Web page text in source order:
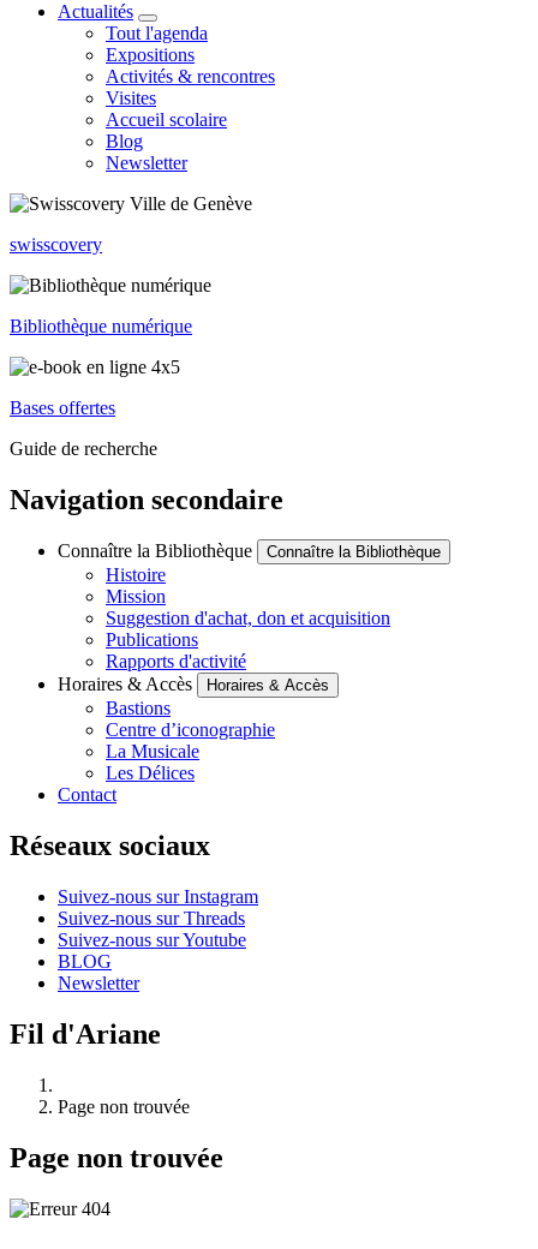
Actualités
Tout l'agenda
Expositions
Activités & rencontres
Visites
Accueil scolaire
Blog
Newsletter
swisscovery
Bibliothèque numérique
Bases offertes
Guide de recherche
Navigation secondaire
Connaître la Bibliothèque Connaître la Bibliothèque
Histoire
Mission
Suggestion d'achat, don et acquisition
Publications
Rapports d'activité
Horaires & Accès
Horaires & Accès
Bastions
Centre d’iconographie
La Musicale
Les Délices
Contact
Réseaux sociaux
Suivez-nous sur Instagram
Suivez-nous sur Threads
Suivez-nous sur Youtube
BLOG
Newsletter
Fil d'Ariane
Page non trouvée
Page non trouvée